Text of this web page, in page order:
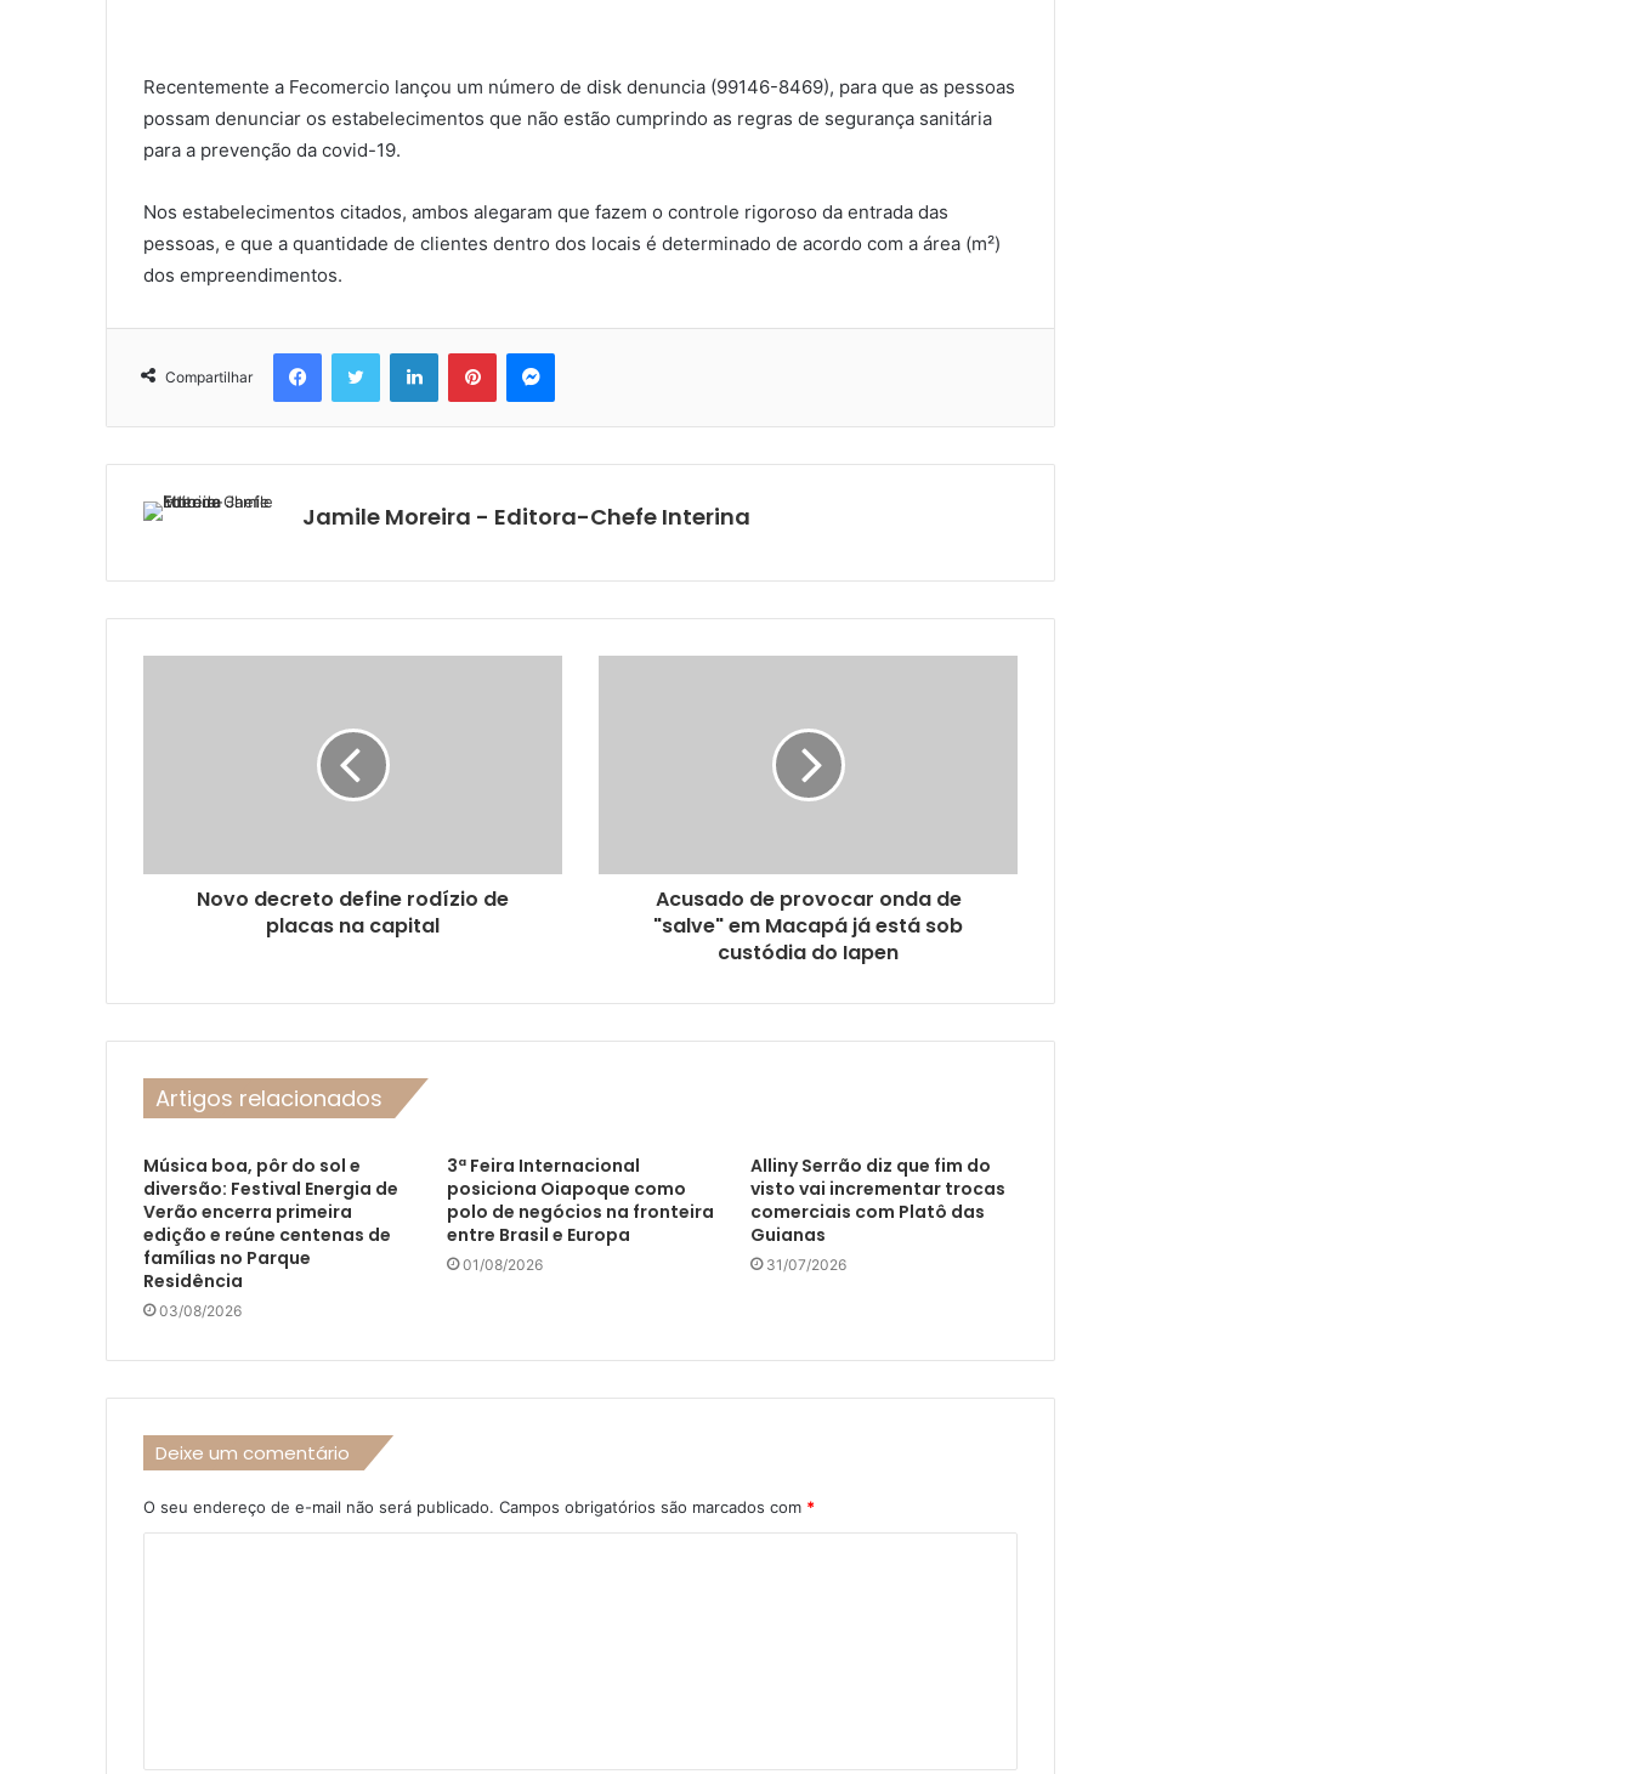
Recentemente a Fecomercio lançou um número de disk denuncia (99146-8469), para que as pessoas
possam denunciar os estabelecimentos que não estão cumprindo as regras de segurança sanitária
para a prevenção da covid-19.
Nos estabelecimentos citados, ambos alegaram que fazem o controle rigoroso da entrada das
pessoas, e que a quantidade de clientes dentro dos locais é determinado de acordo com a área (m²)
dos empreendimentos.
Compartilhar
FacebookTwitter LinkedinPinterestMessenger
Jamile Moreira - Editora-Chefe Interina
Novo decreto define rodízio de
placas na capital
Acusado de provocar onda de
"salve" em Macapá já está sob
custódia do Iapen
Artigos relacionados
Música boa, pôr do sol e
diversão: Festival Energia de
Verão encerra primeira
edição e reúne centenas de
famílias no Parque
Residência
03/08/2026
3ª Feira Internacional
posiciona Oiapoque como
polo de negócios na fronteira
entre Brasil e Europa
01/08/2026
Alliny Serrão diz que fim do
visto vai incrementar trocas
comerciais com Platô das
Guianas
31/07/2026
Deixe um comentário
O seu endereço de e-mail não será publicado. Campos obrigatórios são marcados com *
á